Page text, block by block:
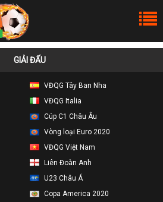
GIẢI ĐẤU
VĐQG Tây Ban Nha
VĐQG Italia
Cúp C1 Châu Âu
Vòng loại Euro 2020
VĐQG Việt Nam
Liên Đoàn Anh
U23 Châu Á
Copa America 2020